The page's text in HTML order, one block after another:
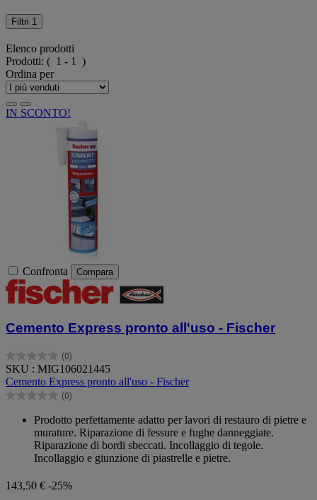
Filtri 1
Elenco prodotti
Prodotti: ( 1 - 1 )
Ordina per
IN SCONTO!
Confronta Compara
Cemento Express pronto all'uso - Fischer
(0)
0.0
su
5
stelle.
SKU : MIG106021445
Cemento Express pronto all'uso - Fischer
(0)
0.0
Prodotto perfettamente adatto per lavori di restauro di pietre e
murature. Riparazione di fessure e fughe danneggiate.
Riparazione di bordi sbeccati. Incollaggio di tegole.
Incollaggio e giunzione di piastrelle e pietre.
143,50 € -25%